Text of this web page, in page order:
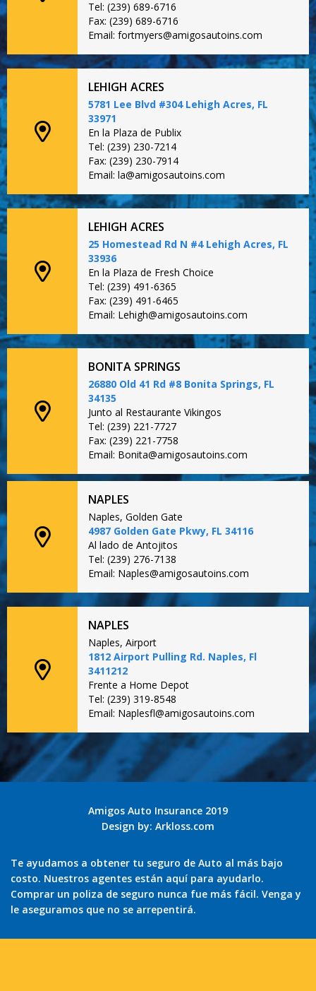
Tel: (239) 689-6716
Fax: (239) 689-6716
Email: fortmyers@amigosautoins.com
LEHIGH ACRES
5781 Lee Blvd #304 Lehigh Acres, FL
33971
En la Plaza de Publix
Tel: (239) 230-7214
Fax: (239) 230-7914
Email: la@amigosautoins.com
LEHIGH ACRES
25 Homestead Rd N #4 Lehigh Acres, FL
33936
En la Plaza de Fresh Choice
Tel: (239) 491-6365
Fax: (239) 491-6465
Email: Lehigh@amigosautoins.com
BONITA SPRINGS
26880 Old 41 Rd #8 Bonita Springs, FL
34135
Junto al Restaurante Vikingos
Tel: (239) 221-7727
Fax: (239) 221-7758
Email: Bonita@amigosautoins.com
NAPLES
Naples, Golden Gate
4987 Golden Gate Pkwy, FL 34116
Al lado de Antojitos
Tel: (239) 276-7138
Email: Naples@amigosautoins.com
NAPLES
Naples, Airport
1812 Airport Pulling Rd. Naples, Fl
3411212
Frente a Home Depot
Tel: (239) 319-8548
Email: Naplesfl@amigosautoins.com
Amigos Auto Insurance 2019
Design by: Arkloss.com
Te ayudamos a obtener tu seguro de Auto al más bajo
costo. Nuestros agentes están aquí para ayudarlo.
Comprar un poliza de seguro nunca fue más fácil. Venga y
le aseguramos que no se arrepentirá.